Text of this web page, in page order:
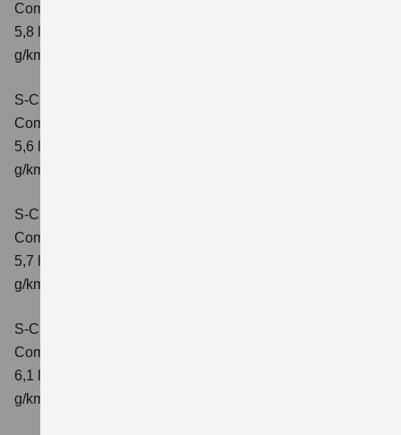
Comfort
5,8 l/100 km; kombinierter Wert der CO2-Emission: 132
g/km; CO2-Klasse: D
S-Cross 1.4 BOOSTERJET HYBRID ALLGRIP
Comfort
5,6 l/100 km; kombinierter Wert der CO2-Emission: 131
g/km; CO2-Klasse: D
S-Cross 1.4 BOOSTERJET HYBRID ALLGRIP
Comfort+
5,7 l/100 km; kombinierter Wert der CO2-Emission: 131
g/km; CO2-Klasse: D
S-Cross 1.4 BOOSTERJET HYBRID ALLGRIP AT
Comfort+
6,1 l/100 km; kombinierter Wert der CO2-Emission: 141
g/km; CO2-Klasse: E